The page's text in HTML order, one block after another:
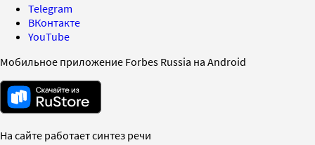
Telegram
ВКонтакте
YouTube
Мобильное приложение Forbes Russia на Android
На сайте работает синтез речи